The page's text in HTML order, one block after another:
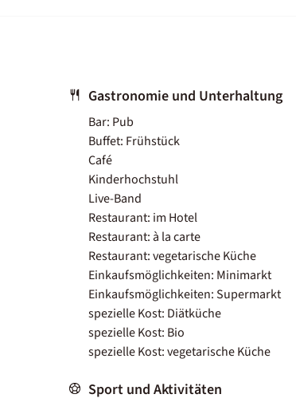
Gastronomie und Unterhaltung
Bar: Pub
Buffet: Frühstück
Café
Kinderhochstuhl
Live-Band
Restaurant: im Hotel
Restaurant: à la carte
Restaurant: vegetarische Küche
Einkaufsmöglichkeiten: Minimarkt
Einkaufsmöglichkeiten: Supermarkt
spezielle Kost: Diätküche
spezielle Kost: Bio
spezielle Kost: vegetarische Küche
Sport und Aktivitäten